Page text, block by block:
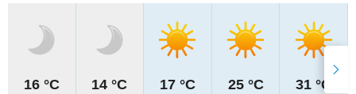
16 °C 14 °C 17 °C 25 °C 31 °C